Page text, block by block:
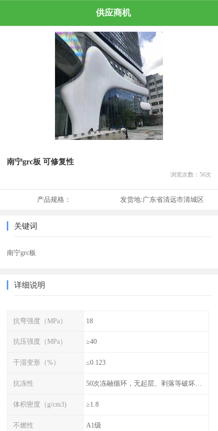
供应商机
南宁grc板 可修复性
浏览次数： 56次
产品规格： 发货地:广东省清远市清城区
关键词
南宁grc板
详细说明
抗弯强度（MPa） 18
抗压强度（MPa） ≥40
干湿变形（%） ≤0.123
抗冻性 50次冻融循环，无起层、剥落等破坏现象
体积密度（g/cm3) ≥1.8
不燃性 A1级